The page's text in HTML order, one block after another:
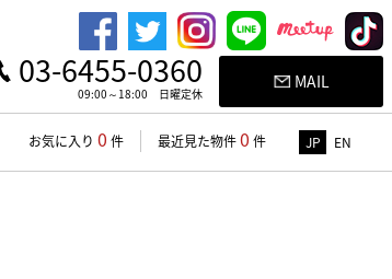
03-6455-0360
09:00～18:00 日曜定休
MAIL
お気に入り 0 件 最近見た物件0 件 JP EN